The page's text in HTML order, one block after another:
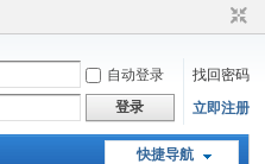
自动登录
找回密码
登录 立即注册
快捷导航